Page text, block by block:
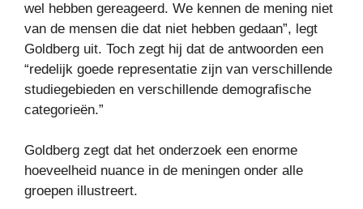
wel hebben gereageerd. We kennen de mening niet
van de mensen die dat niet hebben gedaan”, legt
Goldberg uit. Toch zegt hij dat de antwoorden een
“redelijk goede representatie zijn van verschillende
studiegebieden en verschillende demografische
categorieën.”
Goldberg zegt dat het onderzoek een enorme
hoeveelheid nuance in de meningen onder alle
groepen illustreert.